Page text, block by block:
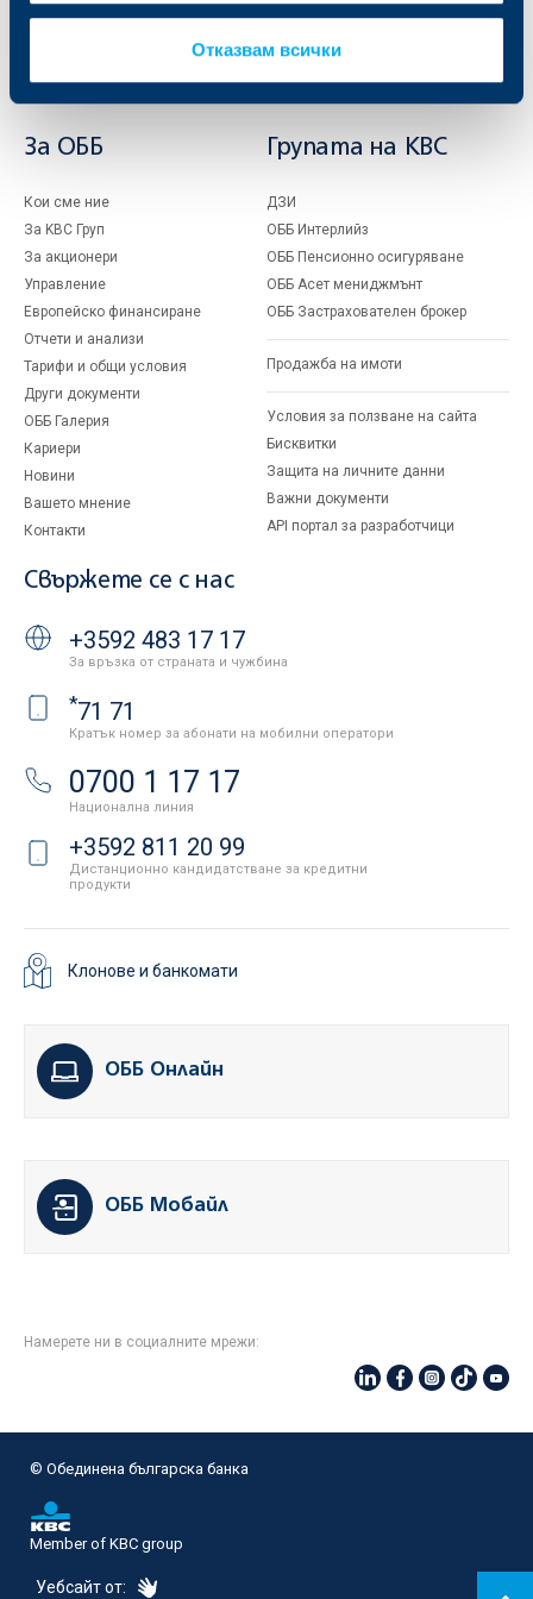
Отказвам всички
Застраховки
Актуализация на клиентски данни
и попечителски услуги
За ОББ
Кои сме ние
За KBC Груп
За акционери
Управление
Европейско финансиране
Отчети и анализи
Тарифи и общи условия
Други документи
ОББ Галерия
Кариери
Новини
Вашето мнение
Контакти
Групата на KBC
ДЗИ
ОББ Интерлийз
ОББ Пенсионно осигуряване
ОББ Асет мениджмънт
ОББ Застрахователен брокер
Продажба на имоти
Условия за ползване на сайта
Бисквитки
Защита на личните данни
Важни документи
API портал за разработчици
Свържете се с нас
+3592 483 17 17
За връзка от страната и чужбина
*71 71
Кратък номер за абонати на мобилни оператори
0700 1 17 17
Национална линия
+3592 811 20 99
Дистанционно кандидатстване за кредитни
продукти
Клонове и банкомати
ОББ Онлайн
ОББ Мобайл
Намерете ни в социалните мрежи:
© Oбединена българска банка
Member of KBC group
Уебсайт от: eDesign